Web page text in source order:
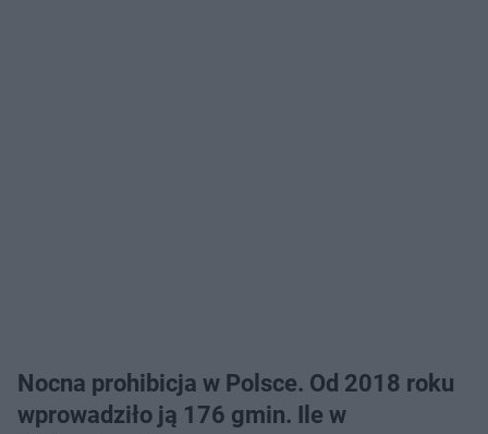
Nocna prohibicja w Polsce. Od 2018 roku
wprowadziło ją 176 gmin. Ile w